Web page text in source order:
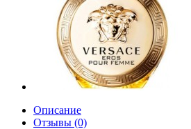
Описание
Отзывы (0)